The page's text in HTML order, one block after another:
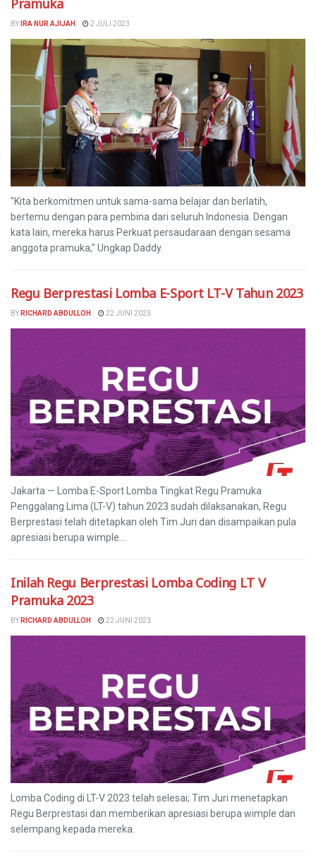
Pramuka
BY IRA NUR AJIJAH 2 JULI 2023
"Kita berkomitmen untuk sama-sama belajar dan berlatih,
bertemu dengan para pembina dari seluruh Indonesia. Dengan
kata lain, mereka harus Perkuat persaudaraan dengan sesama
anggota pramuka," Ungkap Daddy.
Regu Berprestasi Lomba E-Sport LT-V Tahun 2023
BY RICHARD ABDULLOH 22 JUNI 2023
Jakarta — Lomba E-Sport Lomba Tingkat Regu Pramuka
Penggalang Lima (LT-V) tahun 2023 sudah dilaksanakan, Regu
Berprestasi telah ditetapkan oleh Tim Juri dan disampaikan pula
apresiasi berupa wimple...
Inilah Regu Berprestasi Lomba Coding LT V
Pramuka 2023
BY RICHARD ABDULLOH 22 JUNI 2023
Lomba Coding di LT-V 2023 telah selesai; Tim Juri menetapkan
Regu Berprestasi dan memberikan apresiasi berupa wimple dan
selempang kepada mereka.